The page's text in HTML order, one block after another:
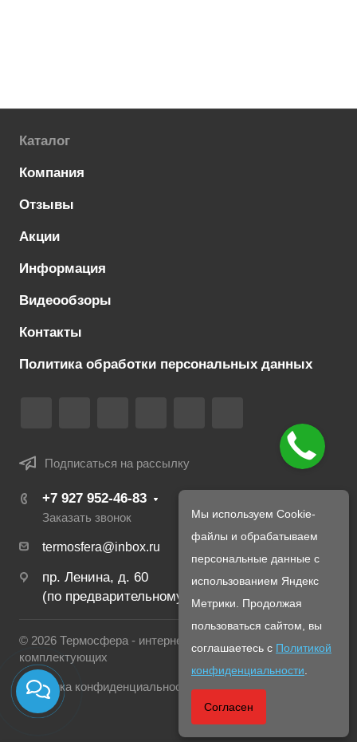
Каталог
Компания
Отзывы
Акции
Информация
Видеообзоры
Контакты
Политика обработки персональных данных
Подписаться на рассылку
+7 927 952-46-83
Заказать звонок
termosfera@inbox.ru
пр. Ленина, д. 60
(по предварительному созвону с менеджером)
© 2026 Термосфера - интернет магазин печей и
комплектующих
Политика конфиденциальности
Мы используем Cookie-
файлы и обрабатываем
персональные данные с
использованием Яндекс
Метрики. Продолжая
пользоваться сайтом, вы
соглашаетесь с Политикой
конфиденциальности
Согласен